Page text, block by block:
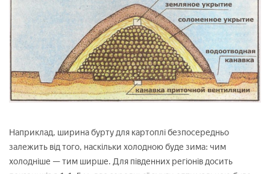
Наприклад, ширина бурту для картоплі безпосередньо
залежить від того, наскільки холодною буде зима: чим
холодніше — тим ширше. Для південних регіонів досить